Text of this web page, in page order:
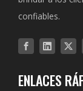
confiables.
ENLACES